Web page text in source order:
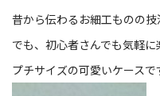
昔から伝わるお細工ものの技
でも、初心者さんでも気軽に
プチサイズの可愛いケースで